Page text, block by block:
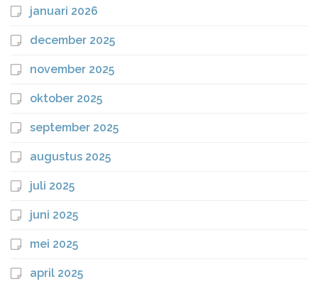
januari 2026
december 2025
november 2025
oktober 2025
september 2025
augustus 2025
juli 2025
juni 2025
mei 2025
april 2025